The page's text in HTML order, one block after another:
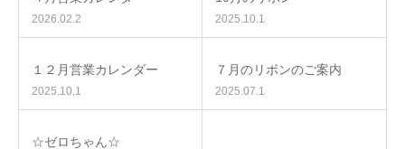
2026.02.2 2025.10.1
１２月営業カレンダー
2025.10.1
７月のリボンのご案内
2025.07.1
☆ゼロちゃん☆